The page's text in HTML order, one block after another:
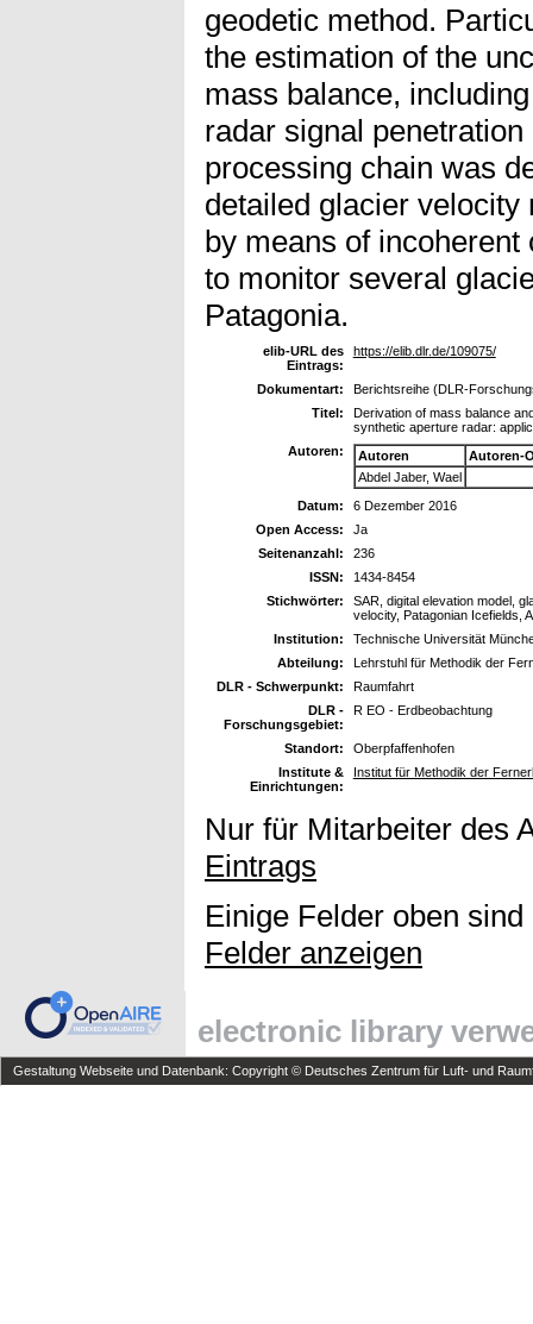
geodetic method.
the estimation of the
mass balance,
radar signal
processing chain was
detailed glacier
by means of
to monitor several
Patagonia.
elib-URL des
Eintrags:
https://elib.dlr.de/109075/
Dokumentart:
Berichtsreihe (DLR-
Titel:
Derivation of mass balance
synthetic aperture radar:
Autoren:
Autoren
Autoren-
Abdel Jaber, Wael
Datum:
6 Dezember 2016
Open Access:
Ja
Seitenanzahl:
236
ISSN:
1434-8454
Stichwörter:
SAR, digital elevation model,
velocity, Patagonian Icefields,
Institution:
Technische Universität
Abteilung:
Lehrstuhl für Methodik der
DLR - Schwerpunkt:
Raumfahrt
DLR -
Forschungsgebiet:
R EO - Erdbeobachtung
Standort:
Oberpfaffenhofen
Institute &
Einrichtungen:
Institut für Methodik der
Nur für Mitarbeiter des
Eintrags
Einige Felder oben
Felder anzeigen
electronic library
Gestaltung Webseite und Datenbank: Copyright © Deutsches Zentrum für Luft- und